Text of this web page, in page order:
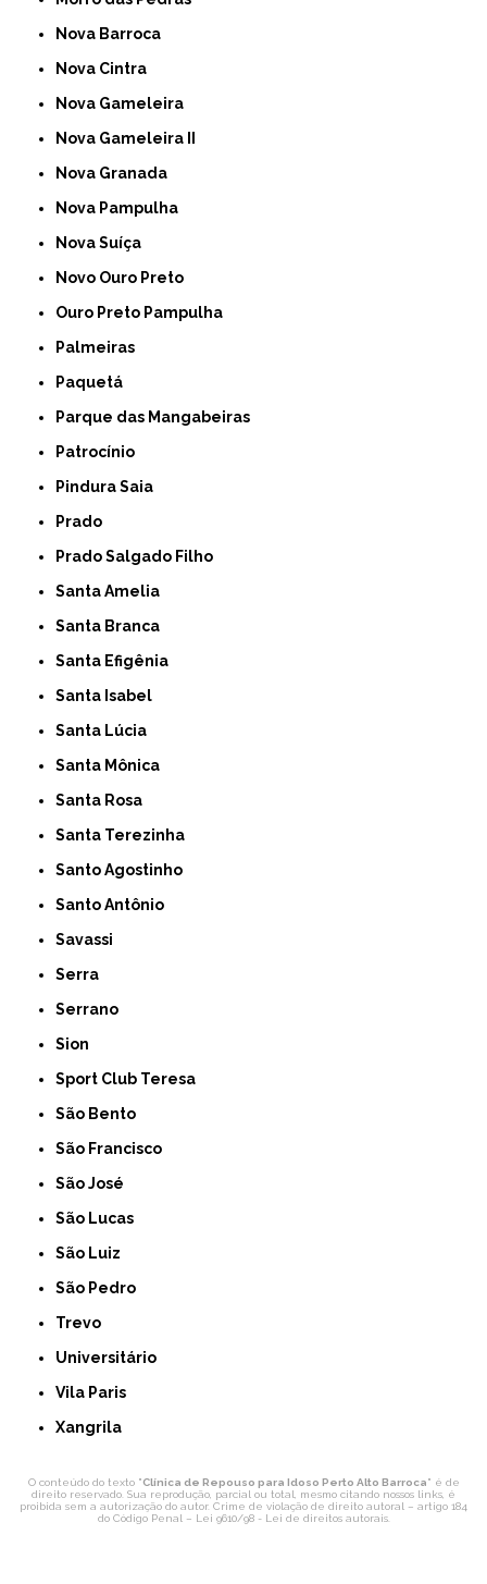
Nova Barroca
Nova Cintra
Nova Gameleira
Nova Gameleira II
Nova Granada
Nova Pampulha
Nova Suíça
Novo Ouro Preto
Ouro Preto Pampulha
Palmeiras
Paquetá
Parque das Mangabeiras
Patrocínio
Pindura Saia
Prado
Prado Salgado Filho
Santa Amelia
Santa Branca
Santa Efigênia
Santa Isabel
Santa Lúcia
Santa Mônica
Santa Rosa
Santa Terezinha
Santo Agostinho
Santo Antônio
Savassi
Serra
Serrano
Sion
Sport Club Teresa
São Bento
São Francisco
São José
São Lucas
São Luiz
São Pedro
Trevo
Universitário
Vila Paris
Xangrila
O conteúdo do texto "Clínica de Repouso para Idoso Perto Alto Barroca" é de
direito reservado. Sua reprodução, parcial ou total, mesmo citando nossos links, é
proibida sem a autorização do autor. Crime de violação de direito autoral – artigo 184
do Código Penal – Lei 9610/98 - Lei de direitos autorais.